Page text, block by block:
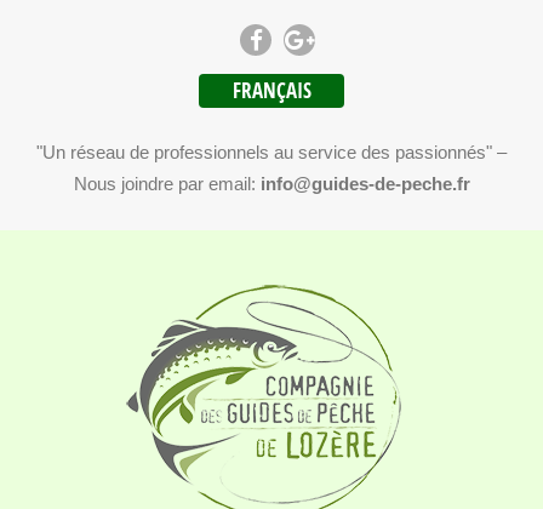
FRANÇAIS
"Un réseau de professionnels au service des passionnés" –
Nous joindre par email: info@guides-de-peche.fr